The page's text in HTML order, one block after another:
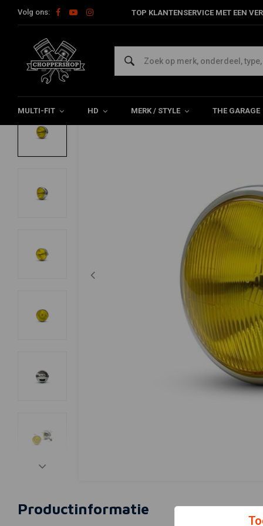
Volg ons: TOP KLANTENSERVICE MET EEN
MULTI-FIT HD MERK / STYLE THE GARAGE
Home Multi-fit Verlichting Koplampen 7" Bobber
7" Bobber koplamp Chrome - gele lens
0/5 (0 reviews)
Productinformatie